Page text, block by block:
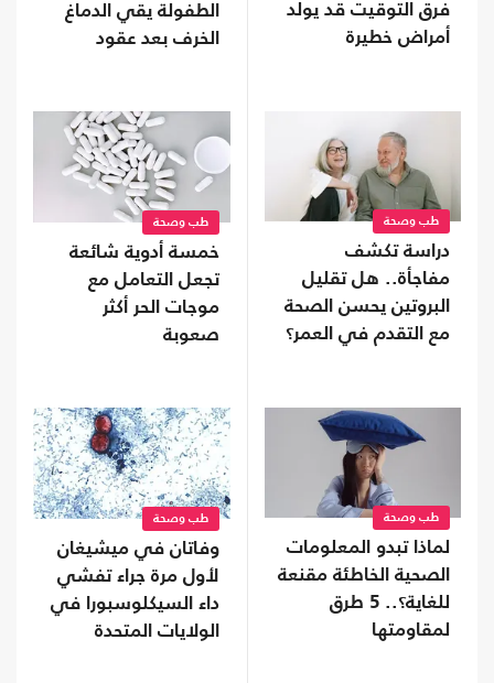
فرق التوقيت قد يولد
أمراض خطيرة
الطفولة يقي الدماغ
الخرف بعد عقود
طب وصحة
دراسة تكشف
مفاجأة.. هل تقليل
البروتين يحسن الصحة
مع التقدم في العمر؟
طب وصحة
خمسة أدوية شائعة
تجعل التعامل مع
موجات الحر أكثر
صعوبة
طب وصحة
لماذا تبدو المعلومات
الصحية الخاطئة مقنعة
للغاية؟.. 5 طرق
لمقاومتها
طب وصحة
وفاتان في ميشيغان
لأول مرة جراء تفشي
داء السيكلوسبورا في
الولايات المتحدة